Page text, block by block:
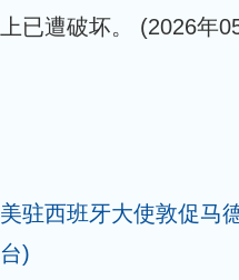
上已遭破坏。 (2026年
美驻西班牙大使敦促马
台)